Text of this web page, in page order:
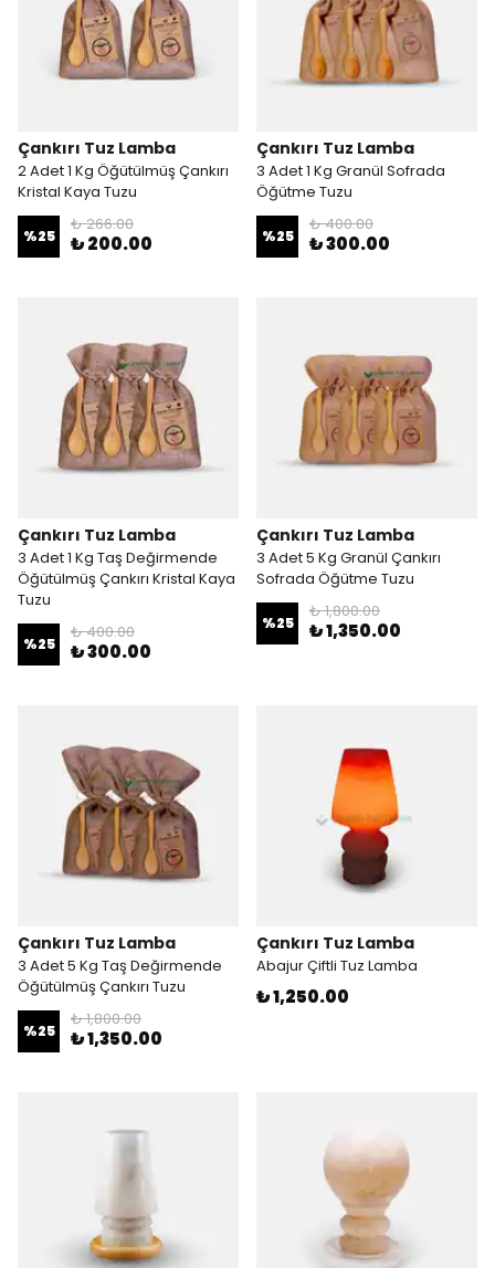
Çankırı Tuz Lamba
2 Adet 1 Kg Öğütülmüş Çankırı
Kristal Kaya Tuzu
%25
₺ 266.00
₺ 200.00
Çankırı Tuz Lamba
3 Adet 1 Kg Granül Sofrada
Öğütme Tuzu
%25
₺ 400.00
₺ 300.00
Çankırı Tuz Lamba
3 Adet 1 Kg Taş Değirmende
Öğütülmüş Çankırı Kristal Kaya
Tuzu
%25
₺ 400.00
₺ 300.00
Çankırı Tuz Lamba
3 Adet 5 Kg Granül Çankırı
Sofrada Öğütme Tuzu
%25
₺ 1,800.00
₺ 1,350.00
Çankırı Tuz Lamba
3 Adet 5 Kg Taş Değirmende
Öğütülmüş Çankırı Tuzu
%25
₺ 1,800.00
₺ 1,350.00
Çankırı Tuz Lamba
Abajur Çiftli Tuz Lamba
₺ 1,250.00